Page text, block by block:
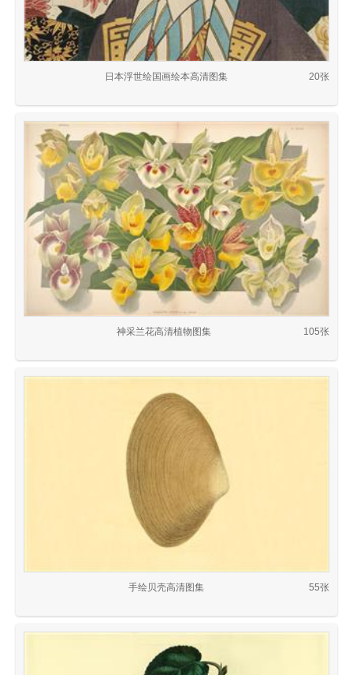
日本浮世绘国画绘本高清图集 20张
神采兰花高清植物图集 105张
手绘贝壳高清图集 55张